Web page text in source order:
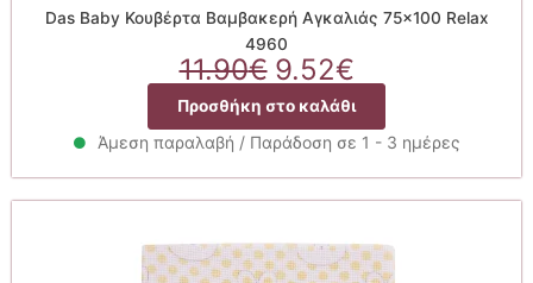
Das Baby Κουβέρτα Βαμβακερή Αγκαλιάς 75×100 Relax
4960
11.90€ Original
price
was:
11.90€.
9.52€Η
τρέχουσα
τιμή
είναι:
9.52€.
Προσθήκη στο καλάθι
Άμεση παραλαβή / Παράδοση σε 1 - 3 ημέρες